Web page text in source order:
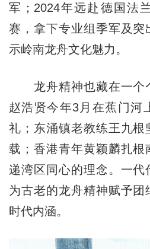
军；2024年远赴德国法
赛，拿下专业组季军及突
示岭南龙舟文化魅力。
龙舟精神也藏在一个
赵浩贤今年3月在蕉门河
礼；东涌镇老教练王九根
载；香港青年黄颖麟扎
递湾区同心的理念。一代
为古老的龙舟精神赋予
时代内涵。